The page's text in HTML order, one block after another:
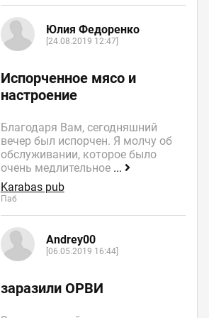
Юлия Федоренко
[24.08.2019 12:47]
Испорченное мясо и
настроение
Благодаря Вам, сегодняшний
вечер был испорчен. Я молчу об
обслуживании, которое было
очень медлительное ...
Karabas pub
Паб
Andrey00
[06.05.2019 16:44]
заразили ОРВИ